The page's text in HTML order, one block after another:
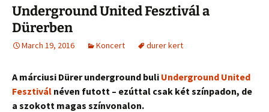
Underground United Fesztivál a
Dürerben
March 19, 2016 Koncert durer kert
A márciusi Dürer underground buli Underground United
Fesztivál néven futott – ezúttal csak két színpadon, de
a szokott magas színvonalon.